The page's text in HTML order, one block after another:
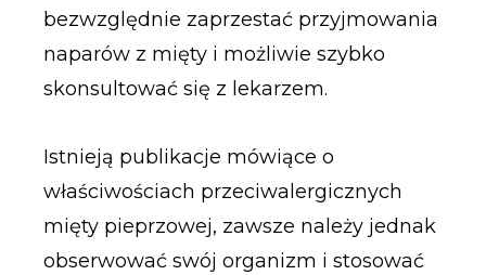
bezwzględnie zaprzestać przyjmowania
naparów z mięty i możliwie szybko
skonsultować się z lekarzem.
Istnieją publikacje mówiące o
właściwościach przeciwalergicznych
mięty pieprzowej, zawsze należy jednak
obserwować swój organizm i stosować